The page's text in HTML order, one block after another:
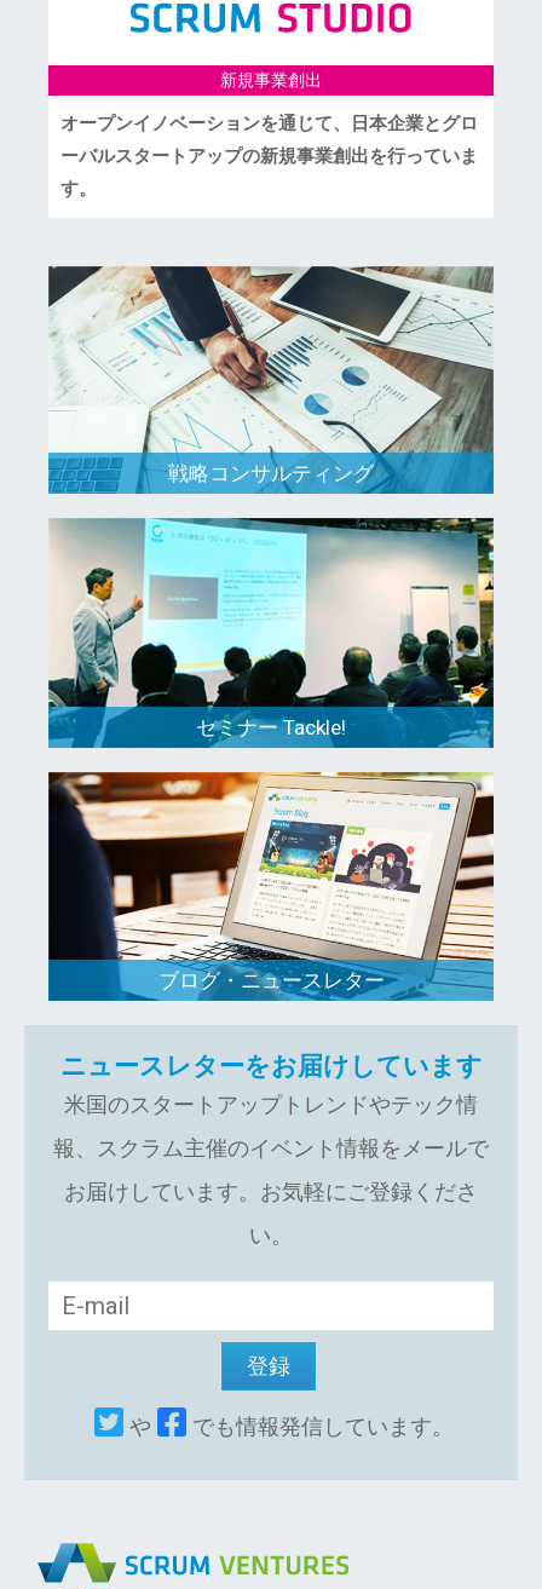
新規事業創出
オープンイノベーションを通じて、日本企業とグロ
ーバルスタートアップの新規事業創出を行っていま
す。
戦略コンサルティング
セミナー Tackle!
ブログ・ニュースレター
ニュースレターをお届けしています
米国のスタートアップトレンドやテック情
報、スクラム主催のイベント情報をメールで
お届けしています。お気軽にご登録くださ
い。
や でも情報発信しています。